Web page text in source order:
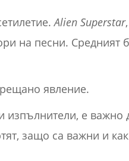
Alien Superstar
на песни. Средният
явление.
изпълнители, е важно
защо са важни и